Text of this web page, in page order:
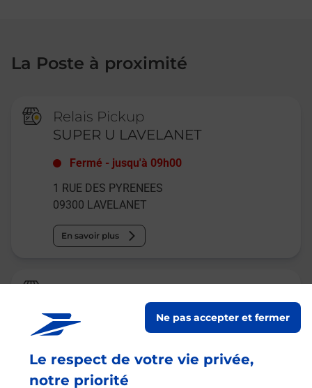
Le respect de votre vie privée,
notre priorité
Ne pas accepter et fermer
La Poste à proximité
Relais Pickup
SUPER U LAVELANET
Fermé - jusqu'à 09h00
1 RUE DES PYRENEES
09300 LAVELANET
En savoir plus
Relais Pickup
TABAC BARTHEZ
ouvre lundi à 07h30
3 RUE JACQUARD
09300 LAVELANET